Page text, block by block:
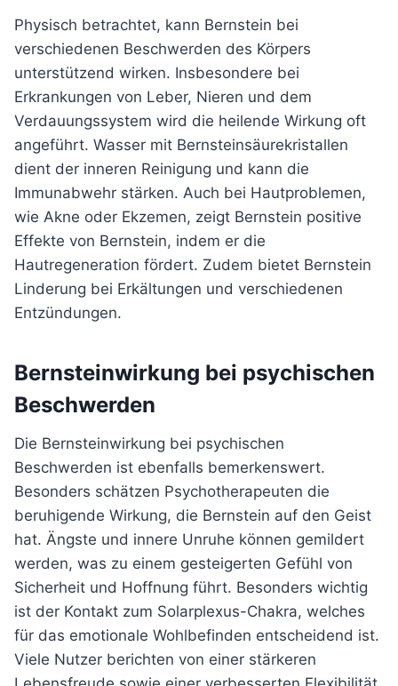
Physisch betrachtet, kann Bernstein bei
verschiedenen Beschwerden des Körpers
unterstützend wirken. Insbesondere bei
Erkrankungen von Leber, Nieren und dem
Verdauungssystem wird die heilende Wirkung oft
angeführt. Wasser mit Bernsteinsäurekristallen
dient der inneren Reinigung und kann die
Immunabwehr stärken. Auch bei Hautproblemen,
wie Akne oder Ekzemen, zeigt Bernstein positive
Effekte von Bernstein, indem er die
Hautregeneration fördert. Zudem bietet Bernstein
Linderung bei Erkältungen und verschiedenen
Entzündungen.
Bernsteinwirkung bei psychischen
Beschwerden
Die Bernsteinwirkung bei psychischen
Beschwerden ist ebenfalls bemerkenswert.
Besonders schätzen Psychotherapeuten die
beruhigende Wirkung, die Bernstein auf den Geist
hat. Ängste und innere Unruhe können gemildert
werden, was zu einem gesteigerten Gefühl von
Sicherheit und Hoffnung führt. Besonders wichtig
ist der Kontakt zum Solarplexus-Chakra, welches
für das emotionale Wohlbefinden entscheidend ist.
Viele Nutzer berichten von einer stärkeren